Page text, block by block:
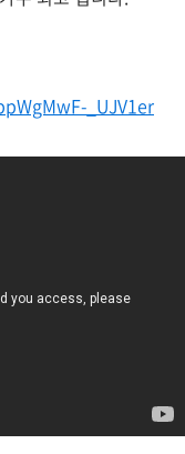
_UJV1er